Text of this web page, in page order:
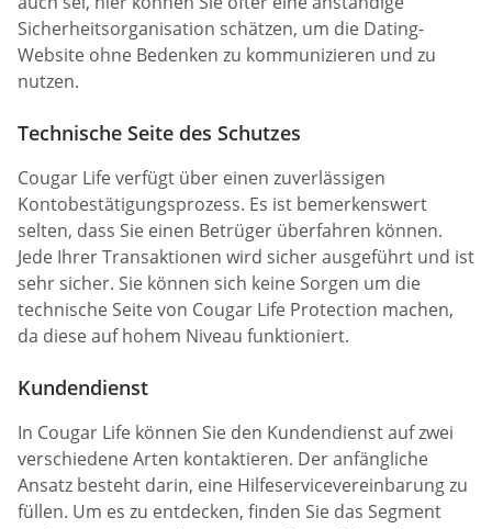
Sicherheitsorganisation schätzen, um die Dating-
Website ohne Bedenken zu kommunizieren und zu
nutzen.
Technische Seite des Schutzes
Cougar Life verfügt über einen zuverlässigen
Kontobestätigungsprozess. Es ist bemerkenswert
selten, dass Sie einen Betrüger überfahren können.
Jede Ihrer Transaktionen wird sicher ausgeführt und ist
sehr sicher. Sie können sich keine Sorgen um die
technische Seite von Cougar Life Protection machen,
da diese auf hohem Niveau funktioniert.
Kundendienst
In Cougar Life können Sie den Kundendienst auf zwei
verschiedene Arten kontaktieren. Der anfängliche
Ansatz besteht darin, eine Hilfeservicevereinbarung zu
füllen. Um es zu entdecken, finden Sie das Segment